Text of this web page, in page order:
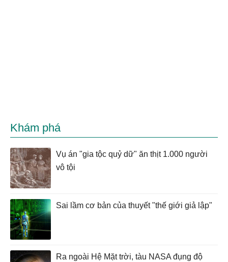
Khám phá
Vụ án "gia tộc quỷ dữ" ăn thịt 1.000 người
vô tội
Sai lầm cơ bản của thuyết "thế giới giả lập"
Ra ngoài Hệ Mặt trời, tàu NASA đụng độ